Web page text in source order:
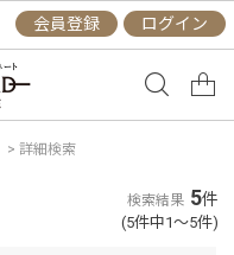
会員登録 ログイン
> 詳細検索
検索結果 5件
(5件中1～5件)